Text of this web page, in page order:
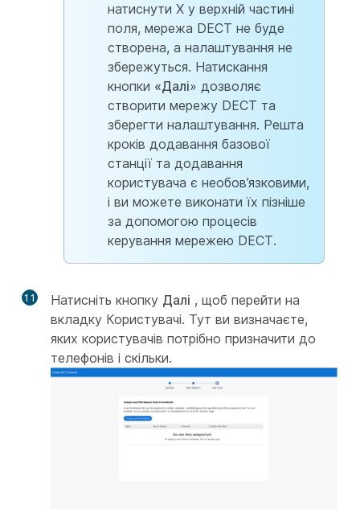
натиснути X у верхній частині
поля, мережа DECT не буде
створена, а налаштування не
збережуться. Натискання
кнопки «Далі» дозволяє
створити мережу DECT та
зберегти налаштування. Решта
кроків додавання базової
станції та додавання
користувача є необов’язковими,
і ви можете виконати їх пізніше
за допомогою процесів
керування мережею DECT.
11 Натисніть кнопку Далі , щоб перейти на
вкладку Користувачі. Тут ви визначаєте,
яких користувачів потрібно призначити до
телефонів і скільки.